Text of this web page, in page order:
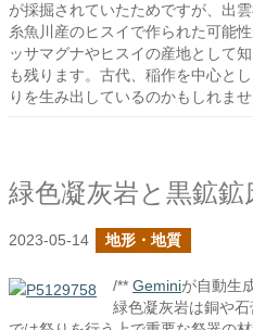
が採掘されていたためですが、出
糸魚川産のヒスイで作られた可能
ッサマグナやヒスイの産地として
も残ります。古代、稲作を中心と
りを生み出しているのかもしれませ
緑色凝灰岩と黒鉱鉱
2023-05-14 地形・地質
/** Geminiが自動生
緑色凝灰岩は銅や